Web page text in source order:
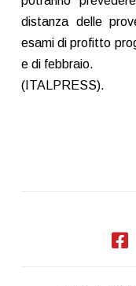
distanza delle
esami di profitto
e di febbraio.
(ITALPRESS).